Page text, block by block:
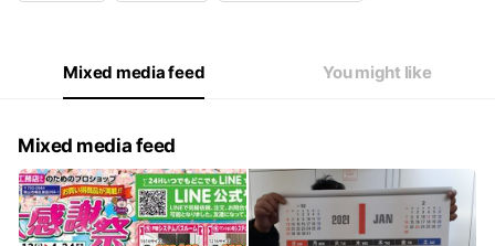
Mixed media feed You might like
Mixed media feed